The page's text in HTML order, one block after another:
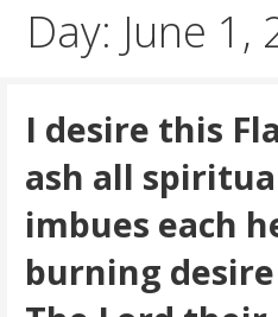
Day: June 1,
I desire this
ash all
imbues each
burning